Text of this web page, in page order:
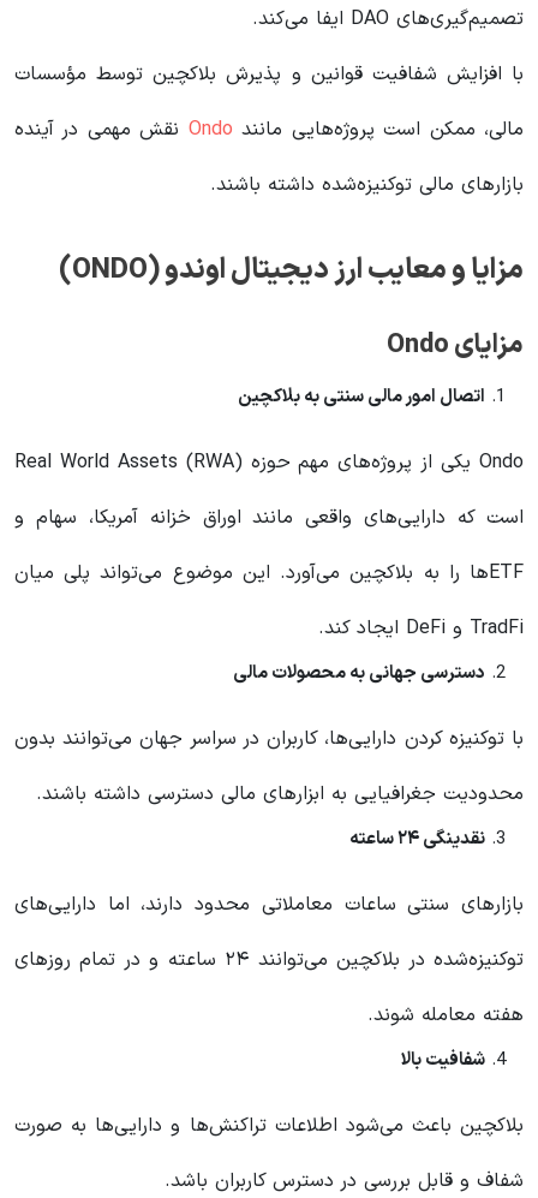
تصمیم‌گیری‌های DAO ایفا می‌کند.
با افزایش شفافیت قوانین و پذیرش بلاکچین توسط مؤسسات
مالی، ممکن است پروژه‌هایی مانند Ondo نقش مهمی در آینده
بازارهای مالی توکنیزه‌شده داشته باشند.
مزایا و معایب ارز دیجیتال اوندو (ONDO)
مزایای Ondo
اتصال امور مالی سنتی به بلاکچین
Ondo یکی از پروژه‌های مهم حوزه Real World Assets (RWA)
است که دارایی‌های واقعی مانند اوراق خزانه آمریکا، سهام و
ETFها را به بلاکچین می‌آورد. این موضوع می‌تواند پلی میان
TradFi و DeFi ایجاد کند.
دسترسی جهانی به محصولات مالی
با توکنیزه کردن دارایی‌ها، کاربران در سراسر جهان می‌توانند بدون
محدودیت جغرافیایی به ابزارهای مالی دسترسی داشته باشند.
نقدینگی ۲۴ ساعته
بازارهای سنتی ساعات معاملاتی محدود دارند، اما دارایی‌های
توکنیزه‌شده در بلاکچین می‌توانند ۲۴ ساعته و در تمام روزهای
هفته معامله شوند.
شفافیت بالا
بلاکچین باعث می‌شود اطلاعات تراکنش‌ها و دارایی‌ها به صورت
شفاف و قابل بررسی در دسترس کاربران باشد.